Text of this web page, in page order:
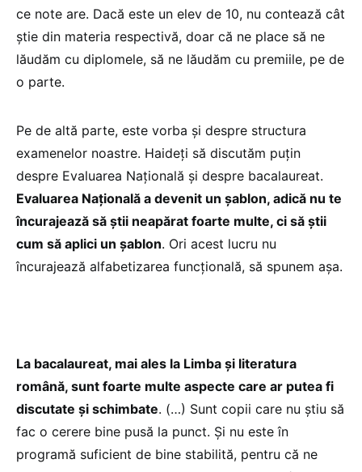
ce note are. Dacă este un elev de 10, nu contează cât
știe din materia respectivă, doar că ne place să ne
lăudăm cu diplomele, să ne lăudăm cu premiile, pe de
o parte.
Pe de altă parte, este vorba și despre structura
examenelor noastre. Haideți să discutăm puțin
despre Evaluarea Națională și despre bacalaureat.
Evaluarea Națională a devenit un șablon, adică nu te
încurajează să știi neapărat foarte multe, ci să știi
cum să aplici un șablon. Ori acest lucru nu
încurajează alfabetizarea funcțională, să spunem așa.
La bacalaureat, mai ales la Limba și literatura
română, sunt foarte multe aspecte care ar putea fi
discutate și schimbate. (…) Sunt copii care nu știu să
fac o cerere bine pusă la punct. Și nu este în
programă suficient de bine stabilită, pentru că ne